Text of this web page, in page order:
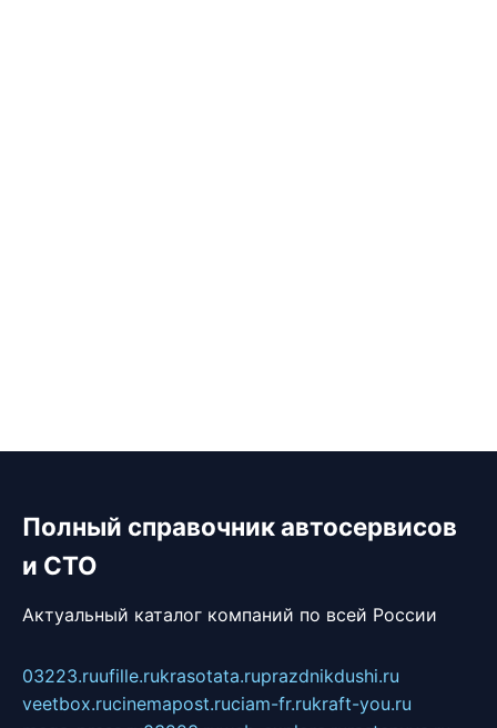
Полный справочник автосервисов
и СТО
Актуальный каталог компаний по всей России
03223.ruufille.rukrasotata.ruprazdnikdushi.ru
veetbox.rucinemapost.ruciam-fr.rukraft-you.ru